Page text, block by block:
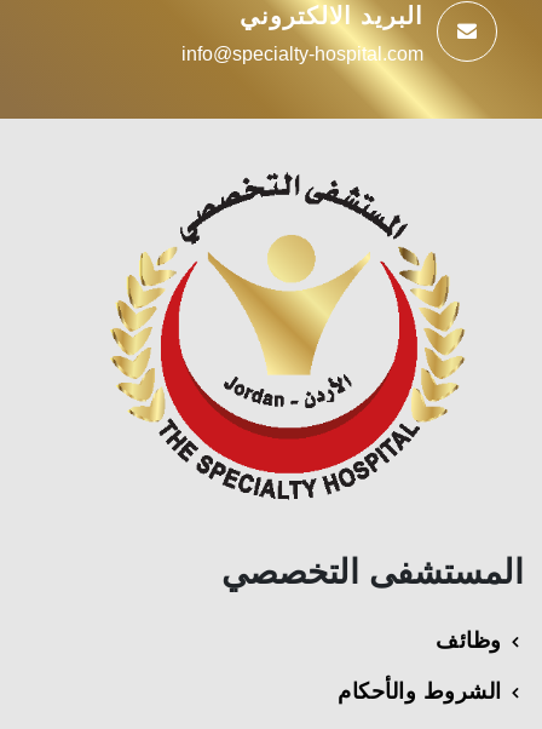
البريد الالكتروني
info@specialty-hospital.com
المستشفى التخصصي
وظائف
الشروط والأحكام